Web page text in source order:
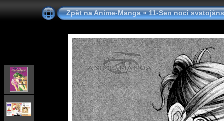
Zpět na Anime-Manga»11-Sen noci